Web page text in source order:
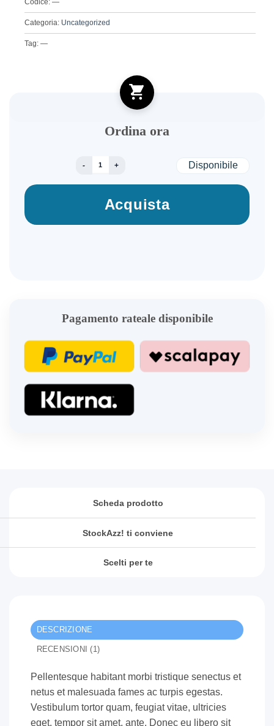
Codice: —
Categoria: Uncategorized
Tag: —
Ordina ora
Woo Album #2 quantità Disponibile
Acquista
Pagamento rateale disponibile
Scheda prodotto
StockAzz! ti conviene
Scelti per te
DESCRIZIONE
RECENSIONI (1)
Pellentesque habitant morbi tristique senectus et
netus et malesuada fames ac turpis egestas.
Vestibulum tortor quam, feugiat vitae, ultricies
eget, tempor sit amet, ante. Donec eu libero sit